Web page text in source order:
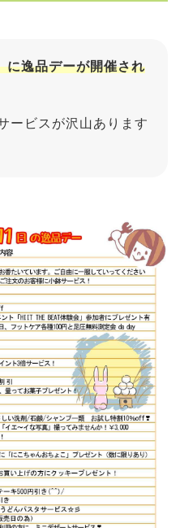
に逸品デーが開催され
ービスが沢山あります